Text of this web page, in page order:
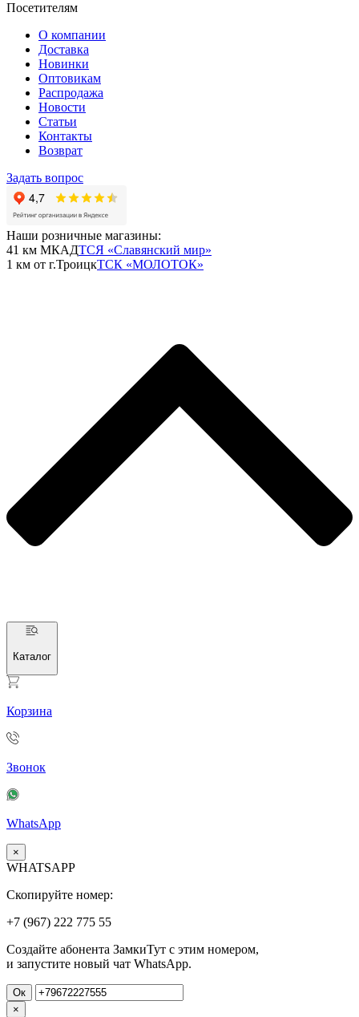
Посетителям
О компании
Доставка
Новинки
Оптовикам
Распродажа
Новости
Статьи
Контакты
Возврат
Задать вопрос
Наши розничные магазины:
41 км МКАДТСЯ «Славянский мир»
1 км от г.ТроицкТСК «МОЛОТОК»
Каталог
Корзина
Звонок
WhatsApp
×
WHATSAPP
Скопируйте номер:
+7 (967) 222 775 55
Создайте абонента ЗамкиТут с этим номером,
и запустите новый чат WhatsApp.
Ок
×